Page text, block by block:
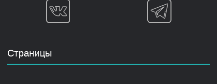
Страницы